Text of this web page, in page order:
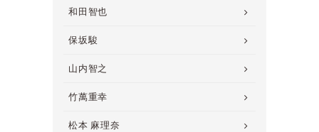
和田智也
保坂駿
山内智之
竹萬重幸
松本 麻理奈